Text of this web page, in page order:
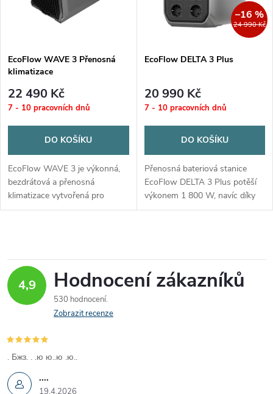
p
r
o
d
u
t
ů
s
p
r
d
u
t
ů
EcoFlow WAVE 3 Přenosná
klimatizace
22 490 Kč
7 - 10 pracovních dnů
DO KOŠÍKU
EcoFlow WAVE 3 je výkonná,
bezdrátová a přenosná
klimatizace vytvořená pro
outdoorové nadšence, kteří
24 990 Kč
–16 %
EcoFlow DELTA 3 Plus
20 990 Kč
7 - 10 pracovních dnů
DO KOŠÍKU
Přenosná bateriová stanice
EcoFlow DELTA 3 Plus potěší
výkonem 1 800 W, navíc díky
originální funkci X-Boost bez
v
l
d
a
4,9 Hodnocení zákazníků
530 hodnocení
Zobrazit recenze
....
19.4.2026
. Бжз. . .ю ю..ю .ю..